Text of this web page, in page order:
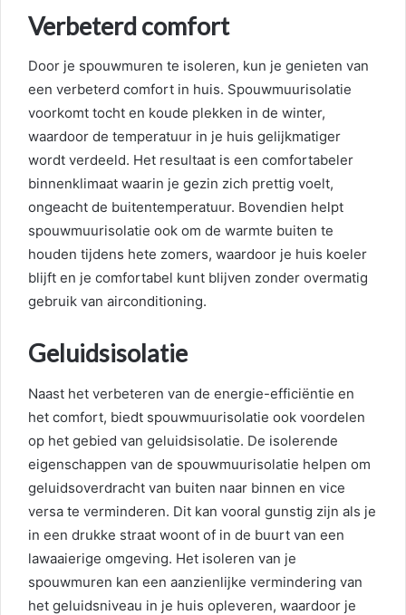
Verbeterd comfort
Door je spouwmuren te isoleren, kun je genieten van
een verbeterd comfort in huis. Spouwmuurisolatie
voorkomt tocht en koude plekken in de winter,
waardoor de temperatuur in je huis gelijkmatiger
wordt verdeeld. Het resultaat is een comfortabeler
binnenklimaat waarin je gezin zich prettig voelt,
ongeacht de buitentemperatuur. Bovendien helpt
spouwmuurisolatie ook om de warmte buiten te
houden tijdens hete zomers, waardoor je huis koeler
blijft en je comfortabel kunt blijven zonder overmatig
gebruik van airconditioning.
Geluidsisolatie
Naast het verbeteren van de energie-efficiëntie en
het comfort, biedt spouwmuurisolatie ook voordelen
op het gebied van geluidsisolatie. De isolerende
eigenschappen van de spouwmuurisolatie helpen om
geluidsoverdracht van buiten naar binnen en vice
versa te verminderen. Dit kan vooral gunstig zijn als je
in een drukke straat woont of in de buurt van een
lawaaierige omgeving. Het isoleren van je
spouwmuren kan een aanzienlijke vermindering van
het geluidsniveau in je huis opleveren, waardoor je